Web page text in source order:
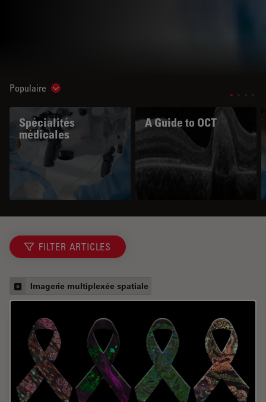
Populaire Show subnavigation
Spécialités
médicales
A Guide to OCT
FILTER ARTICLES
Imagerie multiplexée spatiale